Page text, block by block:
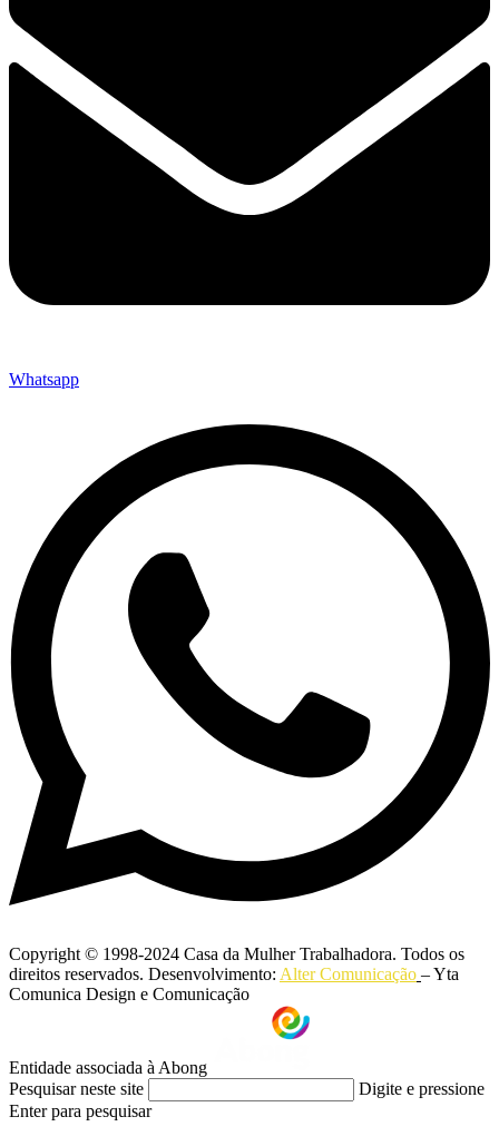
Whatsapp
Copyright © 1998-2024 Casa da Mulher Trabalhadora. Todos os
direitos reservados. Desenvolvimento: Alter Comunicação – Yta
Comunica Design e Comunicação
Entidade associada à Abong
Pesquisar neste site
Digite e pressione
Enter para pesquisar